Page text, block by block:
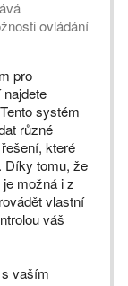
ovládání
pro
systém
různé
které
Díky tomu, že
možná i z
vlastní
váš
vaším